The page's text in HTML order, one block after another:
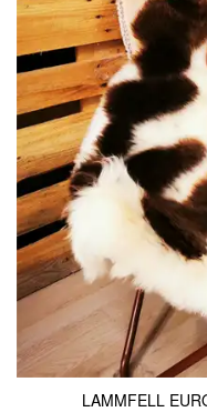
LAMMFELL